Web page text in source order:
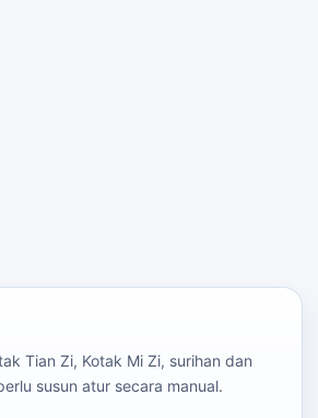
Tian Zi, Kotak Mi Zi, surihan dan
susun atur secara manual.